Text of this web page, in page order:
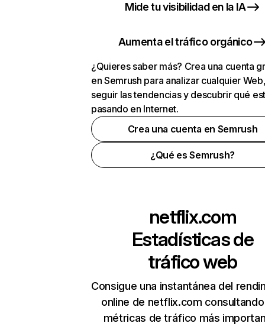
Mide tu visibilidad en la IA
Aumenta el tráfico orgánico
¿Quieres saber más? Crea una cuenta
en Semrush para analizar cualquier
seguir las tendencias y descubrir qué
pasando en Internet.
Crea una cuenta en Semrush
¿Qué es Semrush?
netflix.com
Estadísticas de
tráfico web
Consigue una instantánea del
online de netflix.com
métricas de tráfico más